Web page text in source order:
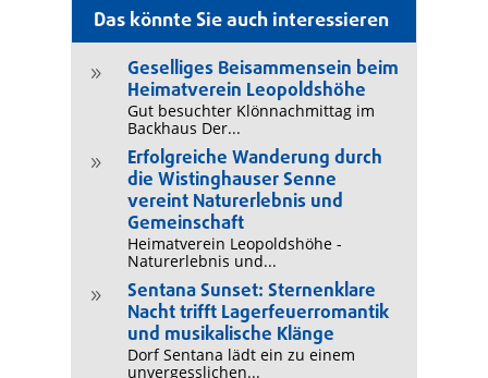
Das könnte Sie auch interessieren
9
Geselliges Beisammensein beim
Heimatverein Leopoldshöhe
Gut besuchter Klönnachmittag im
Backhaus Der...
9
Erfolgreiche Wanderung durch
die Wistinghauser Senne
vereint Naturerlebnis und
Gemeinschaft
Heimatverein Leopoldshöhe -
Naturerlebnis und...
9
Sentana Sunset: Sternenklare
Nacht trifft Lagerfeuerromantik
und musikalische Klänge
Dorf Sentana lädt ein zu einem
unvergesslichen...